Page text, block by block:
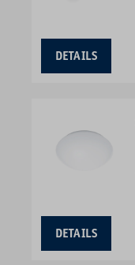
DETAILS
DETAILS